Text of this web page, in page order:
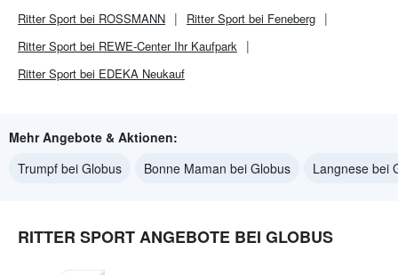
Ritter Sport bei ROSSMANN
Ritter Sport bei Feneberg
Ritter Sport bei REWE-Center Ihr Kaufpark
Ritter Sport bei EDEKA Neukauf
Mehr Angebote & Aktionen:
Trumpf bei Globus
Bonne Maman bei Globus Langnese bei
RITTER SPORT ANGEBOTE BEI GLOBUS